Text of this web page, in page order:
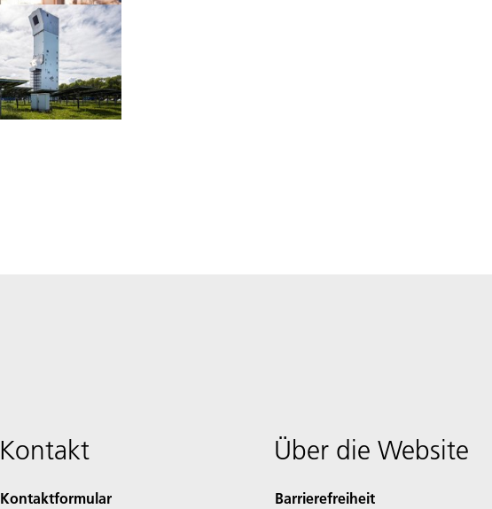
Kontakt
Kontaktformular
Über die Website
Barrierefreiheit